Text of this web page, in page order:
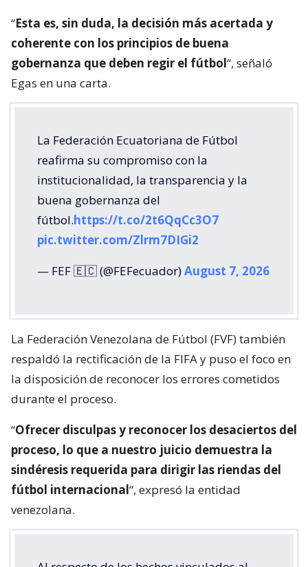
“Esta es, sin duda, la decisión más acertada y
coherente con los principios de buena
gobernanza que deben regir el fútbol“, señaló
Egas en una carta.
La Federación Ecuatoriana de Fútbol
reafirma su compromiso con la
institucionalidad, la transparencia y la
buena gobernanza del
fútbol.https://t.co/2t6QqCc3O7
pic.twitter.com/Zlrm7DIGi2
— FEF 🇪🇨 (@FEFecuador)August 7, 2026
La Federación Venezolana de Fútbol (FVF) también
respaldó la rectificación de la FIFA y puso el foco en
la disposición de reconocer los errores cometidos
durante el proceso.
“Ofrecer disculpas y reconocer los desaciertos del
proceso, lo que a nuestro juicio demuestra la
sindéresis requerida para dirigir las riendas del
fútbol internacional“, expresó la entidad
venezolana.